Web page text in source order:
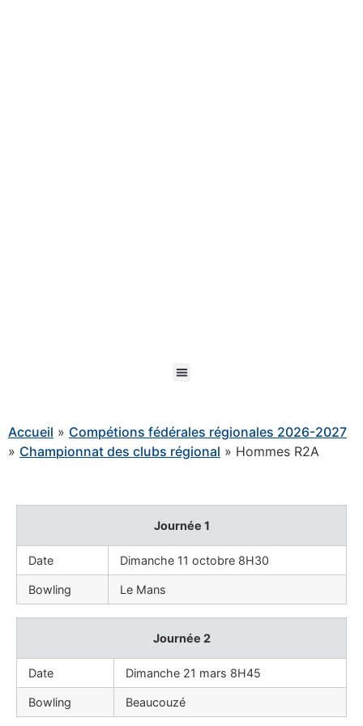
Accueil » Compétions fédérales régionales 2026-2027
» Championnat des clubs régional » Hommes R2A
Journée 1
Date Dimanche 11 octobre 8H30
Bowling Le Mans
Journée 2
Date Dimanche 21 mars 8H45
Bowling Beaucouzé